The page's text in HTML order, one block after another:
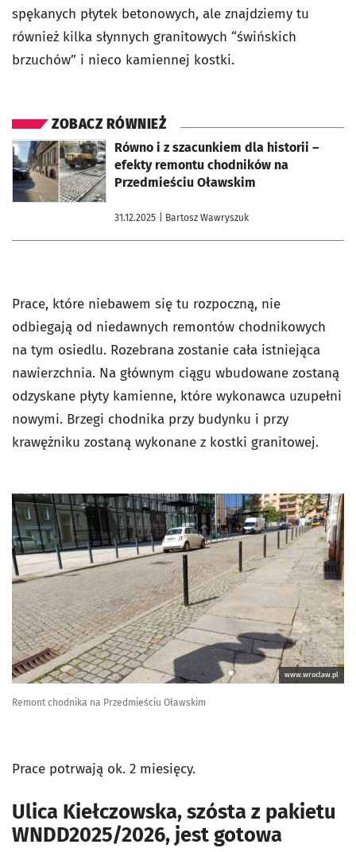
spękanych płytek betonowych, ale znajdziemy tu
również kilka słynnych granitowych “świńskich
brzuchów” i nieco kamiennej kostki.
ZOBACZ RÓWNIEŻ
Równo i z szacunkiem dla historii –
efekty remontu chodników na
Przedmieściu Oławskim
31.12.2025 | Bartosz Wawryszuk
otworzy się w nowej karcie
Prace, które niebawem się tu rozpoczną, nie
odbiegają od niedawnych remontów chodnikowych
na tym osiedlu. Rozebrana zostanie cała istniejąca
nawierzchnia. Na głównym ciągu wbudowane zostaną
odzyskane płyty kamienne, które wykonawca uzupełni
nowymi. Brzegi chodnika przy budynku i przy
krawężniku zostaną wykonane z kostki granitowej.
www.wroclaw.pl
Remont chodnika na Przedmieściu Oławskim
Prace potrwają ok. 2 miesięcy.
Ulica Kiełczowska, szósta z pakietu
WNDD2025/2026, jest gotowa